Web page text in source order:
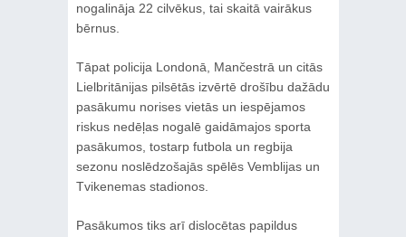
nogalināja 22 cilvēkus, tai skaitā vairākus
bērnus.
Tāpat policija Londonā, Mančestrā un citās
Lielbritānijas pilsētās izvērtē drošību dažādu
pasākumu norises vietās un iespējamos
riskus nedēļas nogalē gaidāmajos sporta
pasākumos, tostarp futbola un regbija
sezonu noslēdzošajās spēlēs Vemblijas un
Tvikenemas stadionos.
Pasākumos tiks arī dislocētas papildus